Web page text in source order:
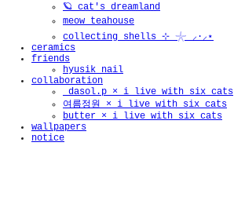
🪐 cat's dreamland
meow teahouse
collecting shells ⊹ 𓇼 ⸝·⸝⋆
ceramics
friends
hyusik_nail
collaboration
_dasol.p × i live with six cats
여름정원 × i live with six cats
butter × i live with six cats
wallpapers
notice